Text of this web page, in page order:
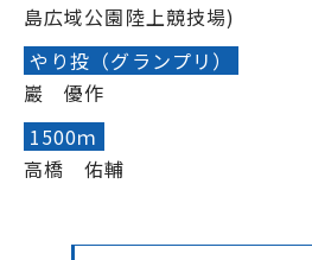
島広域公園陸上競技場)
やり投（グランプリ）
巖 優作
1500ｍ
高橋 佑輔